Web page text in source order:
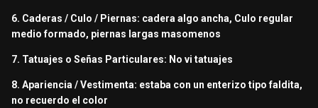
6. Caderas / Culo / Piernas: cadera algo ancha, Culo regular
medio formado, piernas largas masomenos
7. Tatuajes o Señas Particulares: No vi tatuajes
8. Apariencia / Vestimenta: estaba con un enterizo tipo faldita,
no recuerdo el color